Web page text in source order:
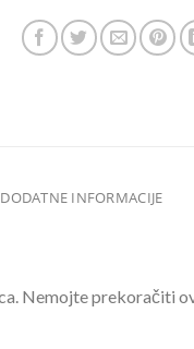
DODATNE INFORMACIJE
Nemojte prekoračiti